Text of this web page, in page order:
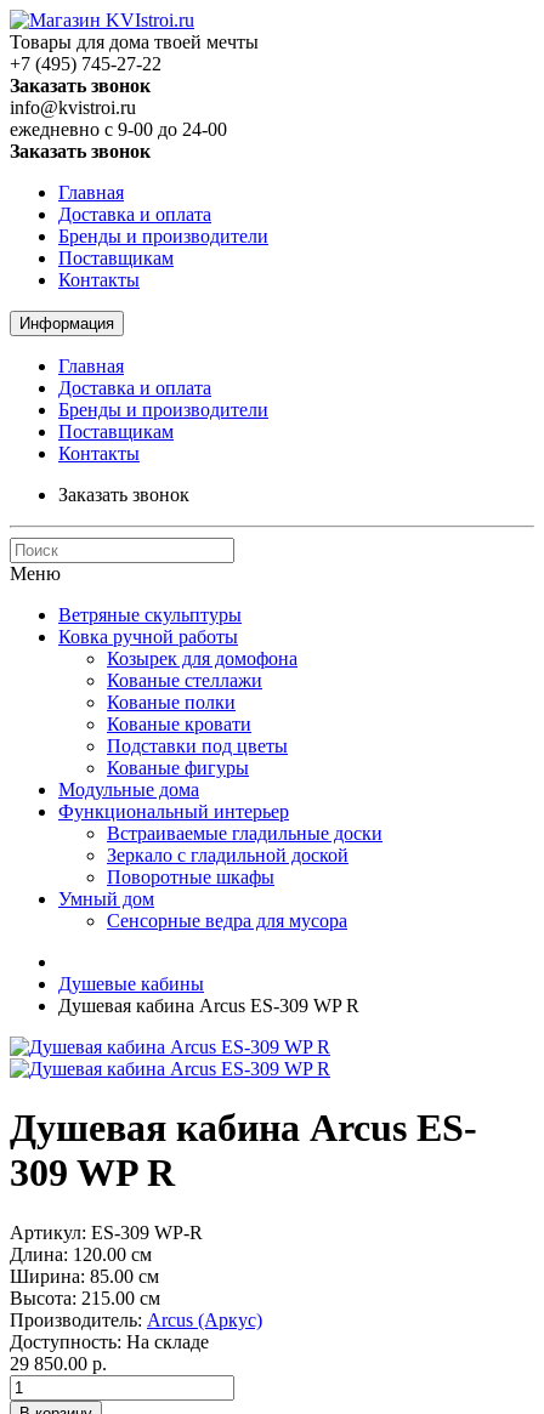
Товары для дома твоей мечты
+7 (495) 745-27-22
Заказать звонок
info@kvistroi.ru
ежедневно с 9-00 до 24-00
Заказать звонок
Главная
Доставка и оплата
Бренды и производители
Поставщикам
Контакты
Информация
Главная
Доставка и оплата
Бренды и производители
Поставщикам
Контакты
Заказать звонок
Меню
Ветряные скульптуры
Ковка ручной работы
Козырек для домофона
Кованые стеллажи
Кованые полки
Кованые кровати
Подставки под цветы
Кованые фигуры
Модульные дома
Функциональный интерьер
Встраиваемые гладильные доски
Зеркало с гладильной доской
Поворотные шкафы
Умный дом
Сенсорные ведра для мусора
Душевые кабины
Душевая кабина Arcus ES-309 WP R
Душевая кабина Arcus ES-
309 WP R
Артикул: ES-309 WP-R
Длина: 120.00 см
Ширина: 85.00 см
Высота: 215.00 см
Производитель: Arcus (Аркус)
Доступность: На складе
29 850.00 р.